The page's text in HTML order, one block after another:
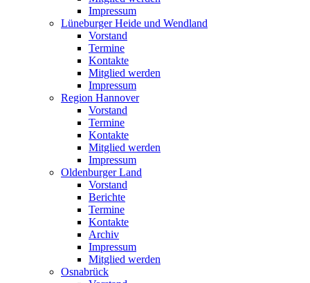
Impressum
Lüneburger Heide und Wendland
Vorstand
Termine
Kontakte
Mitglied werden
Impressum
Region Hannover
Vorstand
Termine
Kontakte
Mitglied werden
Impressum
Oldenburger Land
Vorstand
Berichte
Termine
Kontakte
Archiv
Impressum
Mitglied werden
Osnabrück